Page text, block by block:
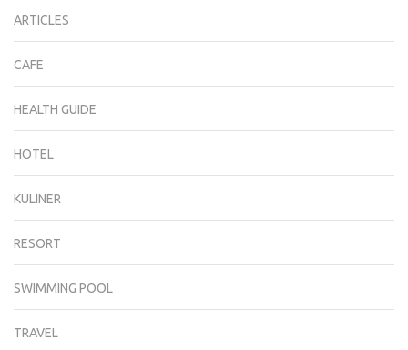
ARTICLES
CAFE
HEALTH GUIDE
HOTEL
KULINER
RESORT
SWIMMING POOL
TRAVEL